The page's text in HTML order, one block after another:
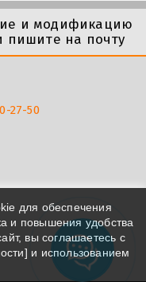
и модификацию
пишите на почту
27-50
для обеспечения
и повышения удобства
вы соглашаетесь с
] и использованием